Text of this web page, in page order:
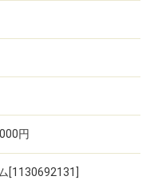
円
[1130692131]